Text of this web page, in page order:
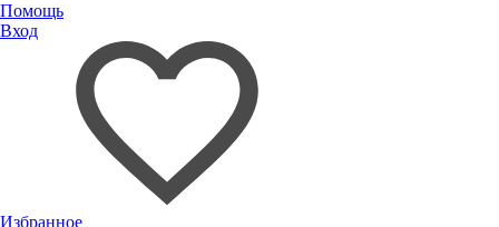
Помощь
Вход
Избранное